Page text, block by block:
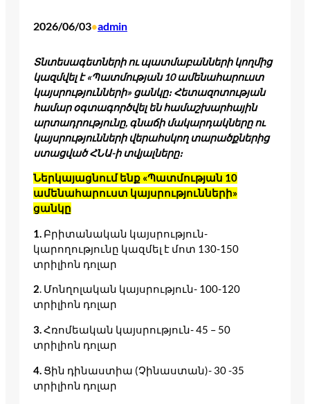
2026/06/03•admin
Տնտեսագետների ու պատմաբանների կողմից
կազմվել է «Պատմության 10 ամենահարուստ
կայսրությունների» ցանկը։ Հետազոտության
համար օգտագործվել են համաշխարհային
արտադրությունը, գնաճի մակարդակները ու
կայսրությունների վերահսկող տարածքներից
ստացված ՀՆԱ-ի տվյալները։
Ներկայացնում ենք «Պատմության 10
ամենահարուստ կայսրությունների»
ցանկը
1. Բրիտանական կայսրություն-
կարողությունը կազմել է մոտ 130-150
տրիլիոն դոլար
2. Մոնղոլական կայսրություն- 100-120
տրիլիոն դոլար
3.Հռոմեական կայսրություն- 45 – 50
տրիլիոն դոլար
4. Ցին դինաստիա (Չինաստան)- 30 -35
տրիլիոն դոլար